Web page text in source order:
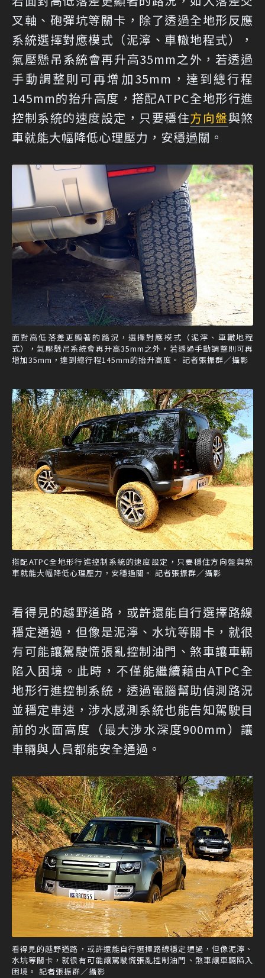
叉軸、砲彈坑等關卡，除了透過全地形反應
系統選擇對應模式（泥濘、車轍地程式），
氣壓懸吊系統會再升高35mm之外，若透過
手動調整則可再增加35mm，達到總行程
145mm的抬升高度，搭配ATPC全地形行進
控制系統的速度設定，只要穩住方向盤與煞
車就能大幅降低心理壓力，安穩過關。
面對高低落差更顯著的路況，選擇對應模式（泥濘、車轍地程
式），氣壓懸吊系統會再升高35mm之外，若透過手動調整則可再
增加35mm，達到總行程145mm的抬升高度。 記者張振群／攝影
搭配ATPC全地形行進控制系統的速度設定，只要穩住方向盤與煞
車就能大幅降低心理壓力，安穩過關。 記者張振群／攝影
看得見的越野道路，或許還能自行選擇路線
穩定通過，但像是泥濘、水坑等關卡，就很
有可能讓駕駛慌張亂控制油門、煞車讓車輛
陷入困境。此時，不僅能繼續藉由ATPC全
地形行進控制系統，透過電腦幫助偵測路況
並穩定車速，涉水感測系統也能告知駕駛目
前的水面高度（最大涉水深度900mm）讓
車輛與人員都能安全通過。
看得見的越野道路，或許還能自行選擇路線穩定通過，但像泥濘、
水坑等關卡，就很有可能讓駕駛慌張亂控制油門、煞車讓車輛陷入
困境。 記者張振群／攝影